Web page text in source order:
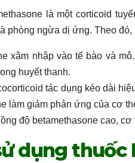
là một corticoid
phòng ngừa dị ứng. Theo
xâm nhập vào tế bào và
huyết thanh.
tác dụng kéo dài
làm giảm phản ứng của cơ
độ betamethasone cao,
dụng thuốc